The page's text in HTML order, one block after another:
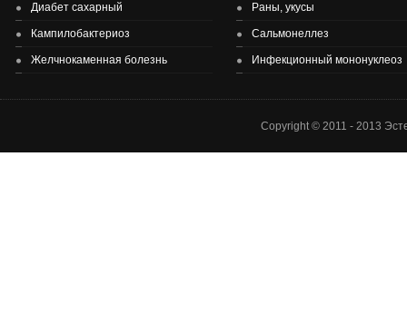
Диабет сахарный
Кампилобактериоз
Желчнокаменная болезнь
Раны, укусы
Сальмонеллез
Инфекционный мононуклеоз
Здоровье детей и подростков - основа здоровье нации.
Copyright © 2011 - 2013